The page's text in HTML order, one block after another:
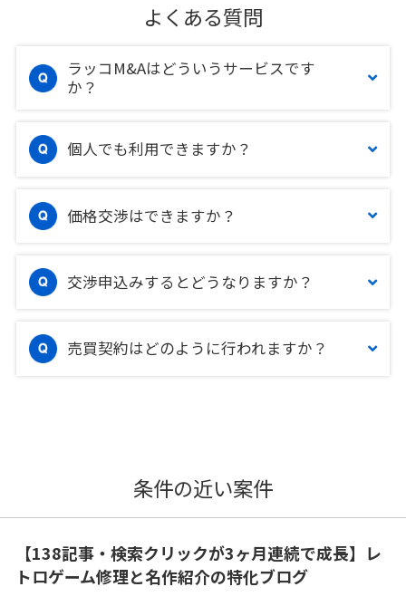
よくある質問
ラッコM&Aはどういうサービスです
か？
個人でも利用できますか？
価格交渉はできますか？
交渉申込みするとどうなりますか？
売買契約はどのように行われますか？
条件の近い案件
【138記事・検索クリックが3ヶ月連続で成長】レ
トロゲーム修理と名作紹介の特化ブログ